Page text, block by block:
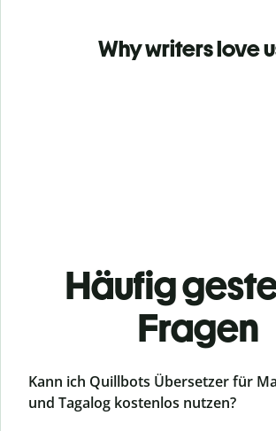
Why writers love
Häufig
Fragen
Kann ich Quillbots Übersetzer für
und Tagalog kostenlos nutzen?